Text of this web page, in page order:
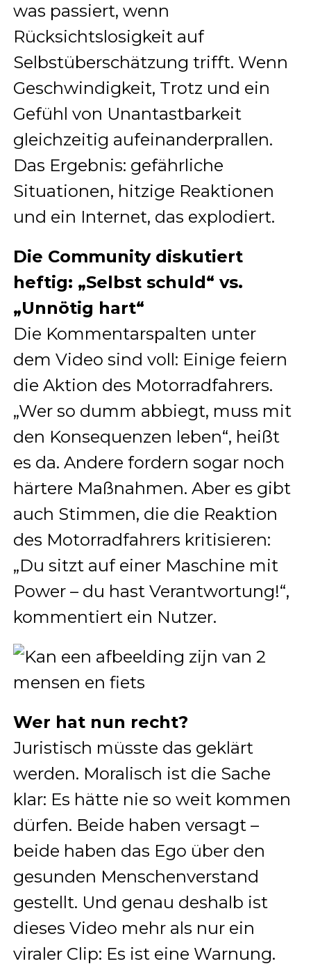
was passiert, wenn
Rücksichtslosigkeit auf
Selbstüberschätzung trifft. Wenn
Geschwindigkeit, Trotz und ein
Gefühl von Unantastbarkeit
gleichzeitig aufeinanderprallen.
Das Ergebnis: gefährliche
Situationen, hitzige Reaktionen
und ein Internet, das explodiert.
Die Community diskutiert
heftig: „Selbst schuld“ vs.
„Unnötig hart“
Die Kommentarspalten unter
dem Video sind voll: Einige feiern
die Aktion des Motorradfahrers.
„Wer so dumm abbiegt, muss mit
den Konsequenzen leben“, heißt
es da. Andere fordern sogar noch
härtere Maßnahmen. Aber es gibt
auch Stimmen, die die Reaktion
des Motorradfahrers kritisieren:
„Du sitzt auf einer Maschine mit
Power – du hast Verantwortung!“,
kommentiert ein Nutzer.
Wer hat nun recht?
Juristisch müsste das geklärt
werden. Moralisch ist die Sache
klar: Es hätte nie so weit kommen
dürfen. Beide haben versagt –
beide haben das Ego über den
gesunden Menschenverstand
gestellt. Und genau deshalb ist
dieses Video mehr als nur ein
viraler Clip: Es ist eine Warnung.